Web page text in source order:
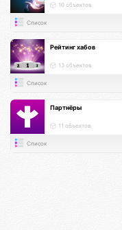
10 объектов
Список
Рейтинг хабов
13 объектов
Список
Партнёры
11 объектов
Список